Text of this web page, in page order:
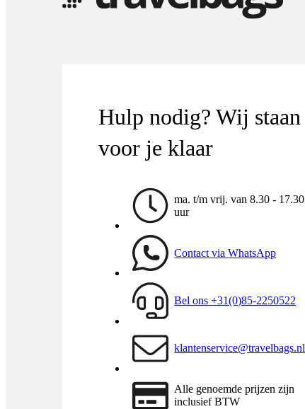
Hulp nodig? Wij staan
voor je klaar
ma. t/m vrij. van 8.30 - 17.30
uur
Contact via WhatsApp
Bel ons +31(0)85-2250522
klantenservice@travelbags.nl
Alle genoemde prijzen zijn
inclusief BTW